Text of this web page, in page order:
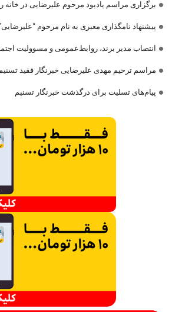
برگزاری مراسم یادبود مرحوم علیرضایی در خانه
پیشنهاد نامگذاری معبری به نام مرحوم
انتصاب مدیر برند، روابط‌عمومی و مسوولیت
مراسم ترحیم مهدی علیرضایی خبرنگار فقید تسنیم
پیام‌های تسلیت برای درگذشت خبرنگار تسنیم